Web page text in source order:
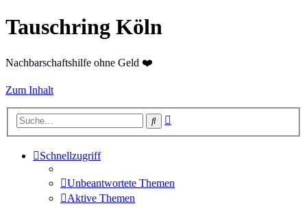
Tauschring Köln
Nachbarschaftshilfe ohne Geld ❤️
Zum Inhalt
Suche
Schnellzugriff
Unbeantwortete Themen
Aktive Themen